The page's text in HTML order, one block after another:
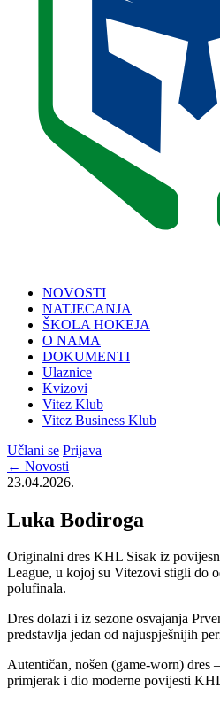
NOVOSTI
NATJECANJA
ŠKOLA HOKEJA
O NAMA
DOKUMENTI
Ulaznice
Kvizovi
Vitez Klub
Vitez Business Klub
Učlani se Prijava
← Novosti
23.04.2026.
Luka Bodiroga
Originalni dres KHL Sisak iz
League, u kojoj su Vitezovi stigli do
polufinala.
Dres dolazi i iz sezone osvajanja
predstavlja jedan od najuspješnijih
Autentičan, nošen (game-worn) dres
primjerak i dio moderne povijesti